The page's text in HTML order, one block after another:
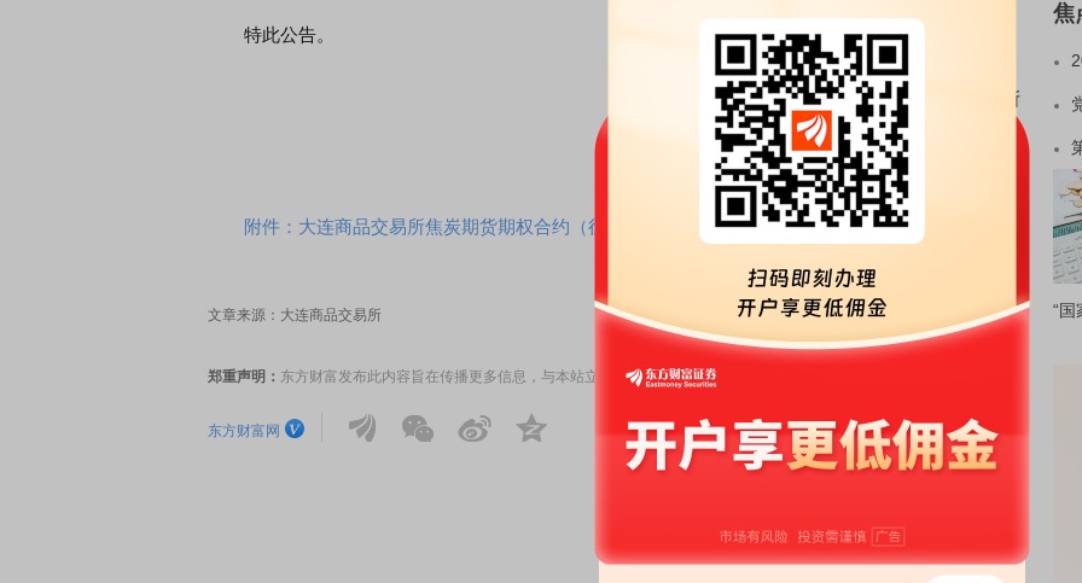
特此公告。
大连商品交易所
2026年07月06日
附件：大连商品交易所焦炭期货期权合约（征求意见稿）
文章来源：大连商品交易所 责任编辑：114
郑重声明： 东方财富发布此内容旨在传播更多信息，与本站立场无关，不构成投资建议。据此操作，风险自担。
东方财富网
焦
“国